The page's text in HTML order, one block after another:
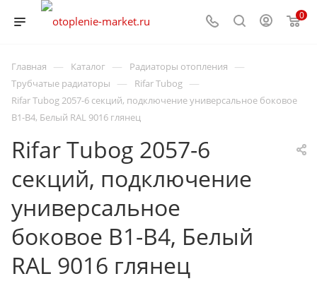
0
Главная — Каталог — Радиаторы отопления —
Трубчатые радиаторы — Rifar Tubog —
Rifar Tubog 2057-6 секций, подключение универсальное боковое
B1-B4, Белый RAL 9016 глянец
Rifar Tubog 2057-6
секций, подключение
универсальное
боковое B1-B4, Белый
RAL 9016 глянец